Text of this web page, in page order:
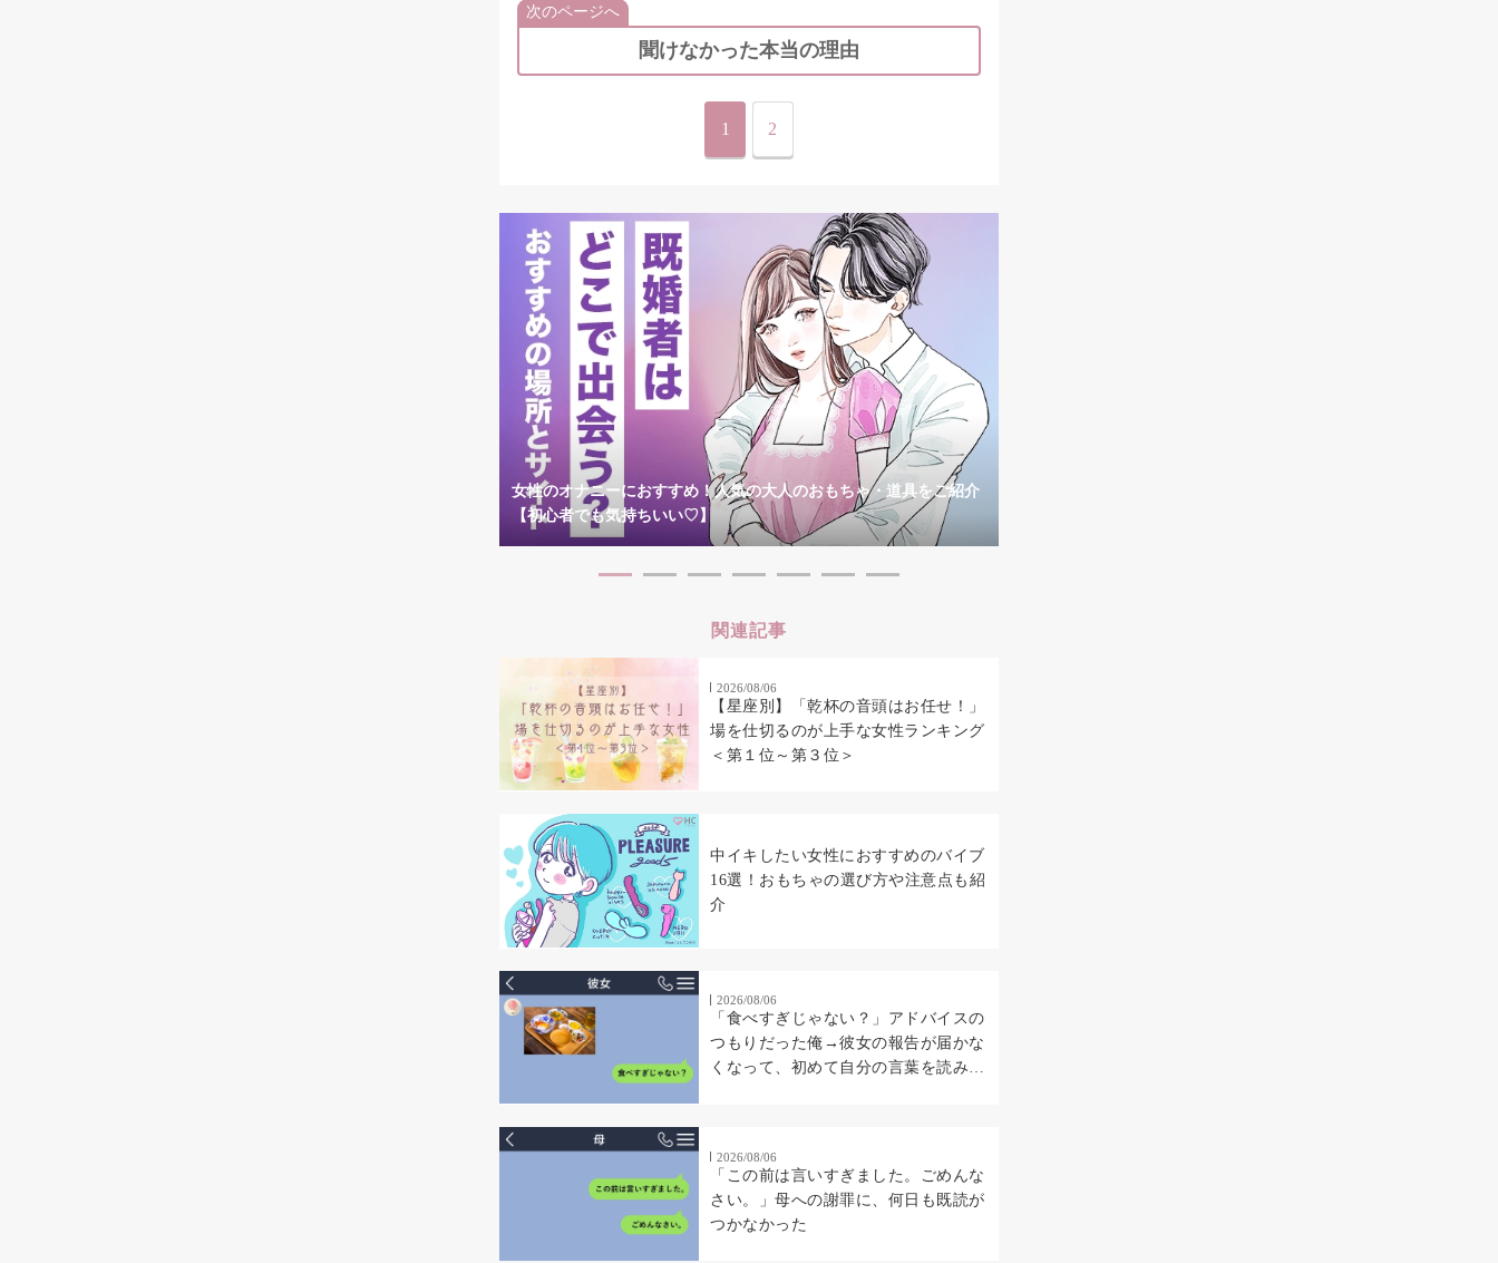
次のページへ
聞けなかった本当の理由
1 2
女性のオナニーにおすすめ！人気の大人のおもちゃ・道具をご紹介
【初心者でも気持ちいい♡】
関連記事
2026/08/06
【星座別】「乾杯の音頭はお任せ！」
場を仕切るのが上手な女性ランキング
＜第１位～第３位＞
中イキしたい女性におすすめのバイブ
16選！おもちゃの選び方や注意点も紹
介
2026/08/06
「食べすぎじゃない？」アドバイスの
つもりだった俺→彼女の報告が届かな
くなって、初めて自分の言葉を読み返
2026/08/06
「この前は言いすぎました。ごめんな
さい。」母への謝罪に、何日も既読が
つかなかった